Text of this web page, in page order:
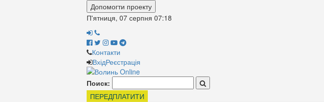
Допомогти проекту
П'ятниця, 07 серпня 07:18
Контакти
ВхідРеєстрація
Поиск:
ПЕРЕДПЛАТИТИ